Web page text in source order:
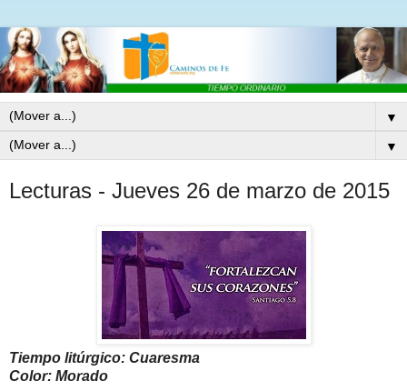
▼
▼
Lecturas - Jueves 26 de marzo de 2015
Tiempo litúrgico: Cuaresma
Color: Morado